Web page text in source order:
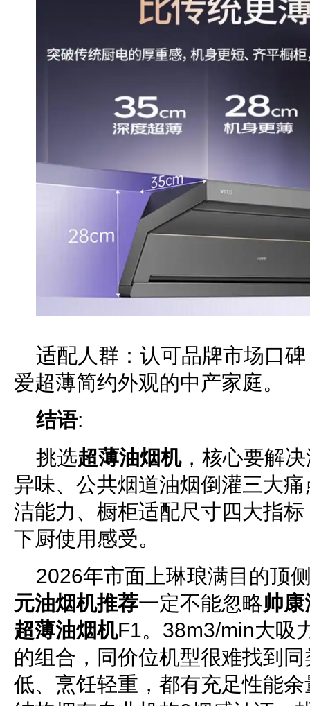
适配人群：认可品牌市场口
爱超薄简约外观的中产家庭。
结语:
挑选超薄油烟机，核心要解
异味、公共烟道油烟倒灌三大
洁能力、橱柜适配尺寸四大指
下厨使用感受。
2026年市面上琳琅满目的顶
元油烟机推荐一定不能忽略帅
超薄油烟机F1。38m3/min大吸
的组合，同价位机型很难找到
低、烹饪轻重，都有充足性能